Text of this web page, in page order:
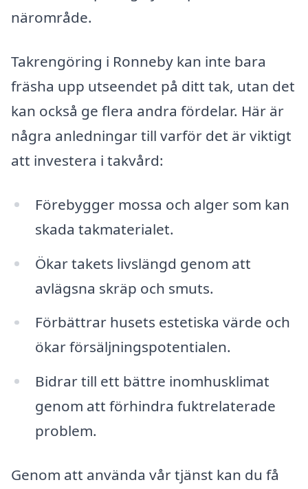
närområde.
Takrengöring i Ronneby kan inte bara
fräsha upp utseendet på ditt tak, utan det
kan också ge flera andra fördelar. Här är
några anledningar till varför det är viktigt
att investera i takvård:
Förebygger mossa och alger som kan
skada takmaterialet.
Ökar takets livslängd genom att
avlägsna skräp och smuts.
Förbättrar husets estetiska värde och
ökar försäljningspotentialen.
Bidrar till ett bättre inomhusklimat
genom att förhindra fuktrelaterade
problem.
Genom att använda vår tjänst kan du få